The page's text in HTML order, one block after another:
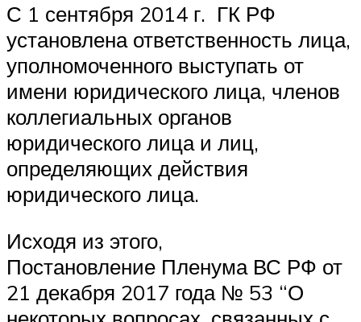
С 1 сентября 2014 г. ГК РФ
установлена ответственность лица,
уполномоченного выступать от
имени юридического лица, членов
коллегиальных органов
юридического лица и лиц,
определяющих действия
юридического лица.
Исходя из этого,
Постановление Пленума ВС РФ от
21 декабря 2017 года № 53 “О